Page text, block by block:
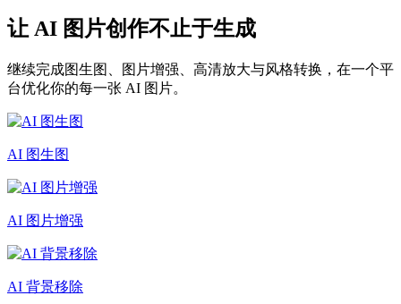
让 AI 图片创作不止于生成
继续完成图生图、图片增强、高清放大与风格转换，在一个平
台优化你的每一张 AI 图片。
AI 图生图
AI 图片增强
AI 背景移除